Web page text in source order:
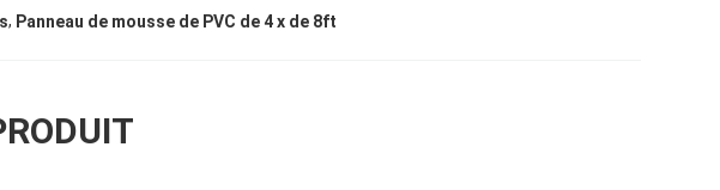
, Panneau de mousse de PVC de 4 x de 8ft